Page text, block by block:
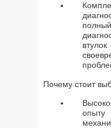
Почему стоит